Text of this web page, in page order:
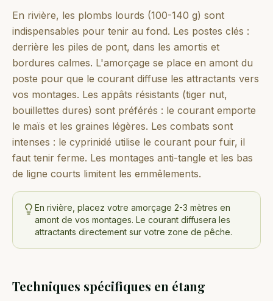
En rivière, les plombs lourds (100-140 g) sont
indispensables pour tenir au fond. Les postes clés :
derrière les piles de pont, dans les amortis et
bordures calmes. L'amorçage se place en amont du
poste pour que le courant diffuse les attractants vers
vos montages. Les appâts résistants (tiger nut,
bouillettes dures) sont préférés : le courant emporte
le maïs et les graines légères. Les combats sont
intenses : le cyprinidé utilise le courant pour fuir, il
faut tenir ferme. Les montages anti-tangle et les bas
de ligne courts limitent les emmêlements.
En rivière, placez votre amorçage 2-3 mètres en
amont de vos montages. Le courant diffusera les
attractants directement sur votre zone de pêche.
Techniques spécifiques en étang